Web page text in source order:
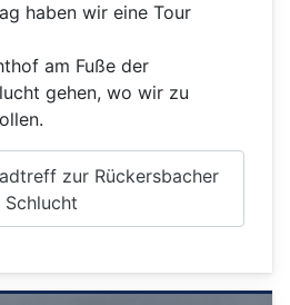
haben wir eine Tour
am Fuße der
gehen, wo wir zu
zur Rückersbacher
Schlucht